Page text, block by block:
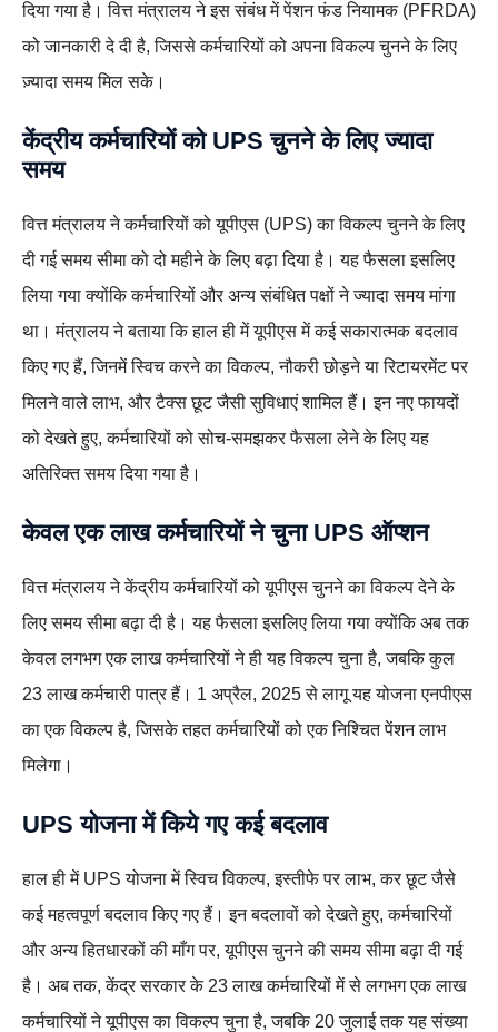
दिया गया है। वित्त मंत्रालय ने इस संबंध में पेंशन फंड नियामक (PFRDA)
को जानकारी दे दी है, जिससे कर्मचारियों को अपना विकल्प चुनने के लिए
ज़्यादा समय मिल सके।
केंद्रीय कर्मचारियों को UPS चुनने के लिए ज्यादा
समय
वित्त मंत्रालय ने कर्मचारियों को यूपीएस (UPS) का विकल्प चुनने के लिए
दी गई समय सीमा को दो महीने के लिए बढ़ा दिया है। यह फैसला इसलिए
लिया गया क्योंकि कर्मचारियों और अन्य संबंधित पक्षों ने ज्यादा समय मांगा
था। मंत्रालय ने बताया कि हाल ही में यूपीएस में कई सकारात्मक बदलाव
किए गए हैं, जिनमें स्विच करने का विकल्प, नौकरी छोड़ने या रिटायरमेंट पर
मिलने वाले लाभ, और टैक्स छूट जैसी सुविधाएं शामिल हैं। इन नए फायदों
को देखते हुए, कर्मचारियों को सोच-समझकर फैसला लेने के लिए यह
अतिरिक्त समय दिया गया है।
केवलएक लाखकर्मचारियों ने चुना UPS ऑप्शन
वित्त मंत्रालय ने केंद्रीय कर्मचारियों को यूपीएस चुनने का विकल्प देने के
लिए समय सीमा बढ़ा दी है। यह फैसला इसलिए लिया गया क्योंकि अब तक
केवल लगभग एक लाख कर्मचारियों ने ही यह विकल्प चुना है, जबकि कुल
23 लाख कर्मचारी पात्र हैं। 1 अप्रैल, 2025 से लागू यह योजना एनपीएस
का एक विकल्प है, जिसके तहत कर्मचारियों को एक निश्चित पेंशन लाभ
मिलेगा।
UPS योजना में किये गए कई बदलाव
हाल ही में UPS योजना में स्विच विकल्प, इस्तीफे पर लाभ, कर छूट जैसे
कई महत्वपूर्ण बदलाव किए गए हैं। इन बदलावों को देखते हुए, कर्मचारियों
और अन्य हितधारकों की माँग पर, यूपीएस चुनने की समय सीमा बढ़ा दी गई
है। अब तक, केंद्र सरकार के 23 लाख कर्मचारियों में से लगभग एक लाख
कर्मचारियों ने यूपीएस का विकल्प चुना है, जबकि 20 जुलाई तक यह संख्या